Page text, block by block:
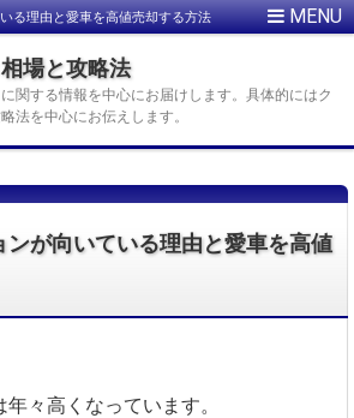
る理由と愛車を高値売却する方法
場と攻略法
関する情報を中心にお届けします。具体的にはク
法を中心にお伝えします。
ンが向いている理由と愛車を高値
々高くなっています。